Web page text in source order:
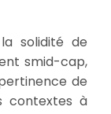
solidité de
smid-cap,
de
contextes à